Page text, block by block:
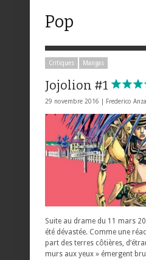
Pop
Critiques Mangas
Jojolion #1
29 novembre 2016 | Frederico
Suite au drame du 11 mars
été dévastée. Comme une
part des terres côtières,
murs aux yeux » émergent